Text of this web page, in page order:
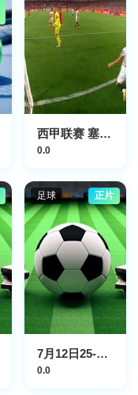
西甲联赛 塞维利亚VS马略卡 20240423
0.0
足球 正片
7月12日25-26赛季疆超8进4第一回合 乌鲁木齐队VS吐鲁番队
0.0